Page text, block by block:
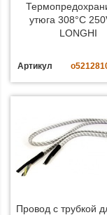
утюга 308°C
LONGHI
Артикул
Провод с трубкой